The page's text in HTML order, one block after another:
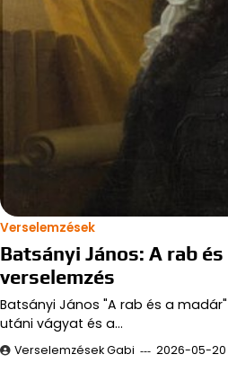
Verselemzések
Batsányi János: A rab
verselemzés
Batsányi János "A rab és a
utáni vágyat és a…
Verselemzések Gabi 2026-05-20